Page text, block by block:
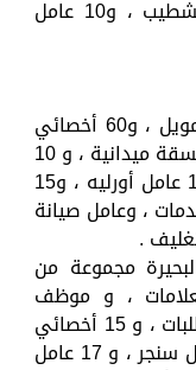
و 10 عامل مساعد ، و 10 عاملة تشطيب ، و10 عامل
وفي المنوفية مطلوب 10 أخصائي تمويل ، و60 أخصائي
خدمات مالية فردي وجماعي ، و 25 منسقة ميدانية ، و 10
عامل سنجر ، و 10 عامل مكواة ، و 10 عامل أورليه ، و15
خدمات ، وعامل صيانة
مجموعة من
، و موظف
كمبيوتر ، و 15 سائق ، و5 محضرين طلبات ، و 15 أخصائي
إئتمان ، و 70 عامل اورليه ، و 60 عامل سنجر ، و 17 عامل